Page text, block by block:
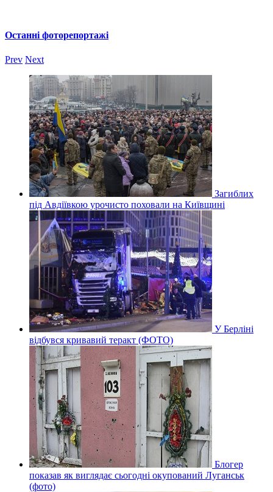
Останні фоторепортажі
Prev Next
Загиблих
під Авдіївкою урочисто поховали на Київщині
У Берліні
відбувся кривавий теракт (ФОТО)
Блогер
показав як виглядає сьогодні окупований Луганськ
(фото)